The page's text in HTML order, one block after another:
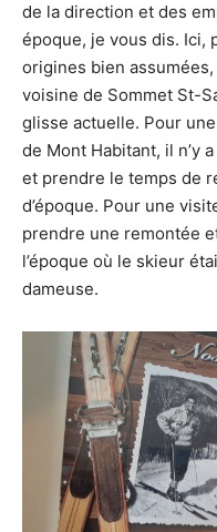
de la direction et des
époque, je vous dis. Ici,
origines bien
voisine de Sommet St-
glisse actuelle. Pour
de Mont Habitant, il n’y
et prendre le temps de
d’époque. Pour une
prendre une remontée
l’époque où le skieur
dameuse.